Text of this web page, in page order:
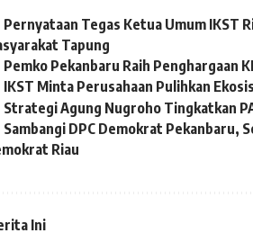
Pernyataan Tegas Ketua Umum IKST
Tapung
Pemko Pekanbaru Raih Penghargaan
IKST Minta Perusahaan Pulihkan
Strategi Agung Nugroho Tingkatkan
Sambangi DPC Demokrat Pekanbaru,
Riau
Ini